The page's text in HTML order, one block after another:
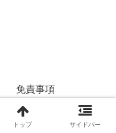
免責事項
サイトマップ
トップ サイドバー